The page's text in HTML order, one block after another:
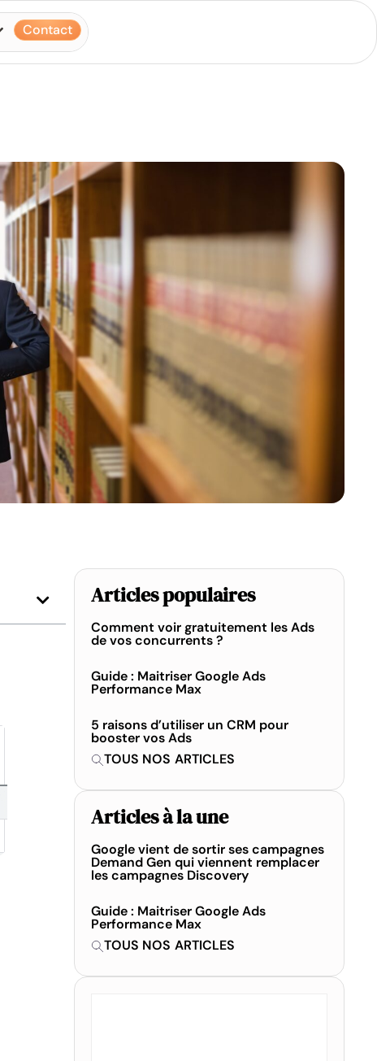
Contact
Articles populaires
Comment voir gratuitement les Ads
de vos concurrents ?
Guide : Maitriser Google Ads
Performance Max
5 raisons d’utiliser un CRM pour
booster vos Ads
TOUS NOS ARTICLES
Articles à la une
Google vient de sortir ses campagnes
Demand Gen qui viennent remplacer
les campagnes Discovery
Guide : Maitriser Google Ads
Performance Max
TOUS NOS ARTICLES